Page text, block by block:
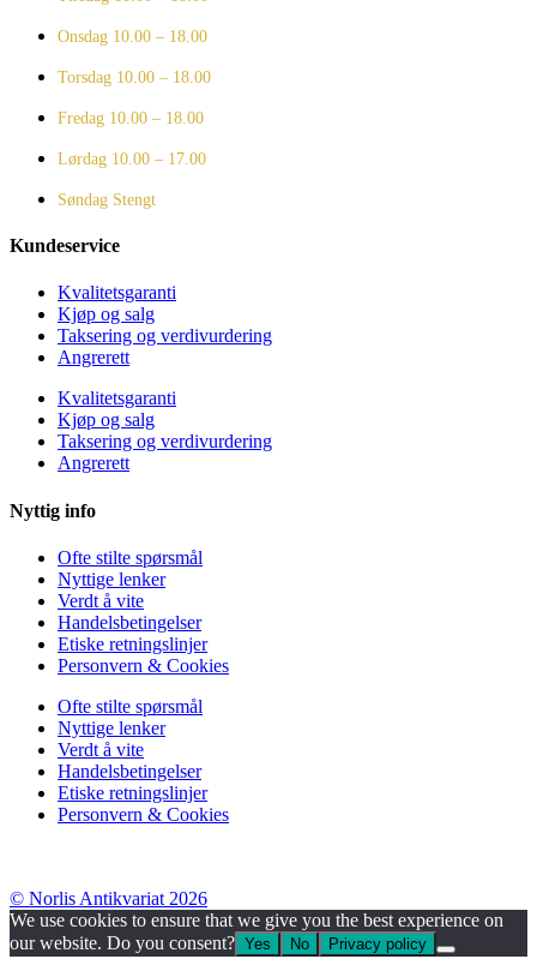
Onsdag 10.00 – 18.00
Torsdag 10.00 – 18.00
Fredag 10.00 – 18.00
Lørdag 10.00 – 17.00
Søndag Stengt
Kundeservice
Kvalitetsgaranti
Kjøp og salg
Taksering og verdivurdering
Angrerett
Kvalitetsgaranti
Kjøp og salg
Taksering og verdivurdering
Angrerett
Nyttig info
Ofte stilte spørsmål
Nyttige lenker
Verdt å vite
Handelsbetingelser
Etiske retningslinjer
Personvern & Cookies
Ofte stilte spørsmål
Nyttige lenker
Verdt å vite
Handelsbetingelser
Etiske retningslinjer
Personvern & Cookies
© Norlis Antikvariat 2026
We use cookies to ensure that we give you the best experience on
our website. Do you consent? Yes No Privacy policy